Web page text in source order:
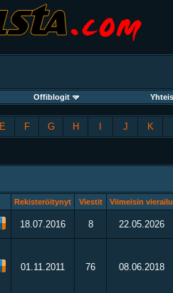
Offiblogit
E F G H J K
Rekisteröitynyt Viestit Viimeisin vierailu
18.07.2016 8 22.05.2026
01.11.2011 76 08.06.2018